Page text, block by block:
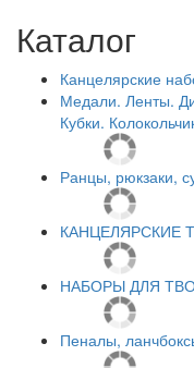
Каталог
Канцелярские
Медали. Ленты.
Кубки.
Ранцы, рюкзаки,
КАНЦЕЛЯРСКИЕ
НАБОРЫ ДЛЯ
Пеналы,